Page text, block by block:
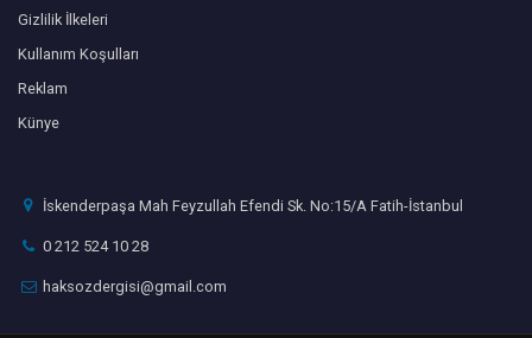
Gizlilik İlkeleri
Kullanım Koşulları
Reklam
Künye
İskenderpaşa Mah Feyzullah Efendi Sk. No:15/A Fatih-İstanbul
0 212 524 10 28
haksozdergisi@gmail.com